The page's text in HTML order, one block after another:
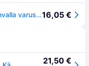
Milwaukee FASTBACK taittoveitsi kahvalla varustettuna16,05 €
21,50 €